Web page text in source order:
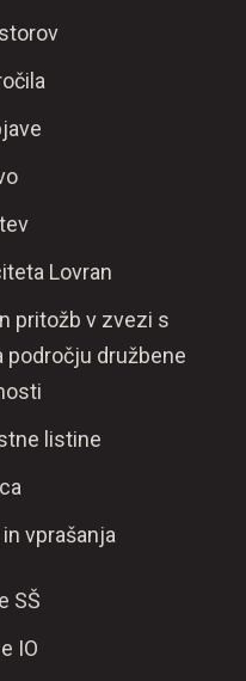
Lovran
pritožb v zvezi s
družbene
listine
vprašanja
SŠ
IO